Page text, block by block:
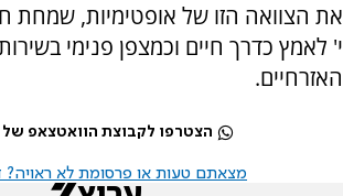
את הצוואה הזו של אופטימיות, שמחת
י' לאמץ כדרך חיים וכמצפן פנימי
האזרחיים.
הצטרפו לקבוצת הוואטצאפ של
מצאתם טעות או פרסומת לא ראויה?